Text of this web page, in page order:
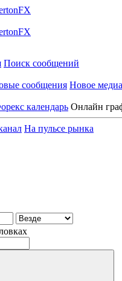
Поиск сообщений
сообщения Новое медиа
календарь Онлайн
На пульсе рынка